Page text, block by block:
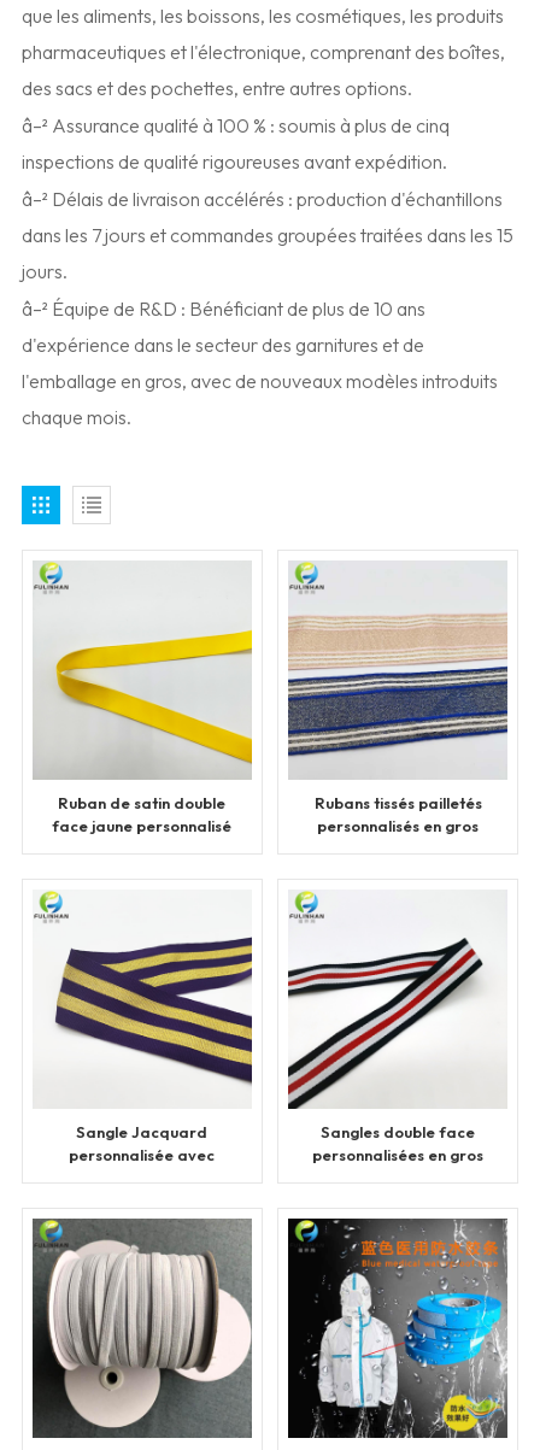
que les aliments, les boissons, les cosmétiques, les produits
pharmaceutiques et l'électronique, comprenant des boîtes,
des sacs et des pochettes, entre autres options.
â–² Assurance qualité à 100 % : soumis à plus de cinq
inspections de qualité rigoureuses avant expédition.
â–² Délais de livraison accélérés : production d'échantillons
dans les 7 jours et commandes groupées traitées dans les 15
jours.
â–² Équipe de R&D : Bénéficiant de plus de 10 ans
d'expérience dans le secteur des garnitures et de
l'emballage en gros, avec de nouveaux modèles introduits
chaque mois.
Ruban de satin double
face jaune personnalisé
Rubans tissés pailletés
personnalisés en gros
Sangle Jacquard
personnalisée avec
Sangles double face
personnalisées en gros